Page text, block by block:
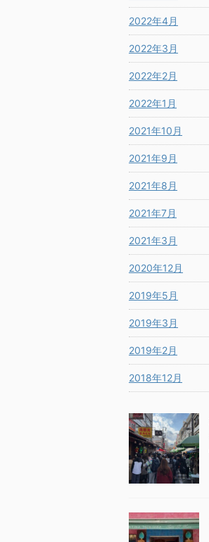
2022年4月
2022年3月
2022年2月
2022年1月
2021年10月
2021年9月
2021年8月
2021年7月
2021年3月
2020年12月
2019年5月
2019年3月
2019年2月
2018年12月